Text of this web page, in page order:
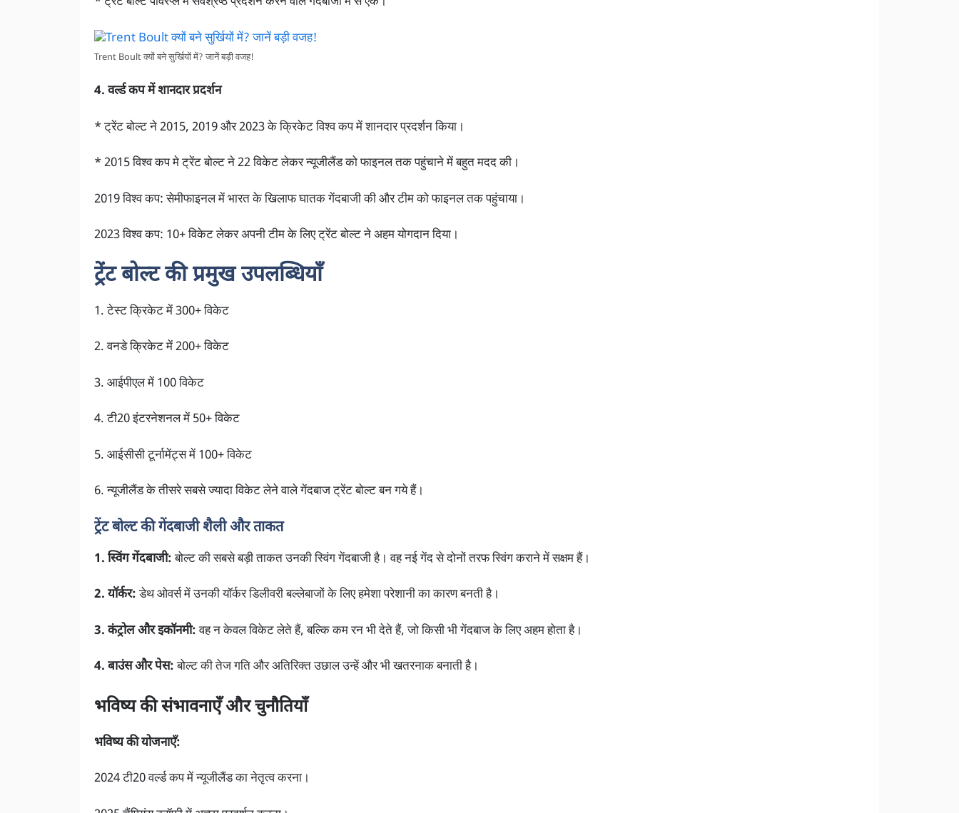
Trent Boult क्यों बने सुर्खियों में? जानें बड़ी वजह!
4. वर्ल्ड कप में शानदार प्रदर्शन
* ट्रेंट बोल्ट ने 2015, 2019 और 2023 के क्रिकेट विश्व कप में शानदार प्रदर्शन किया।
* 2015 विश्व कप मे ट्रेंट बोल्ट ने 22 विकेट लेकर न्यूजीलैंड को फाइनल तक पहुंचाने में बहुत मदद की।
2019 विश्व कप: सेमीफाइनल में भारत के खिलाफ घातक गेंदबाजी की और टीम को फाइनल तक पहुंचाया।
2023 विश्व कप: 10+ विकेट लेकर अपनी टीम के लिए ट्रेंट बोल्ट ने अहम योगदान दिया।
ट्रेंट बोल्ट की प्रमुख उपलब्धियाँ
1. टेस्ट क्रिकेट में 300+ विकेट
2. वनडे क्रिकेट में 200+ विकेट
3. आईपीएल में 100 विकेट
4. टी20 इंटरनेशनल में 50+ विकेट
5. आईसीसी टूर्नामेंट्स में 100+ विकेट
6. न्यूजीलैंड के तीसरे सबसे ज्यादा विकेट लेने वाले गेंदबाज ट्रेंट बोल्ट बन गये हैं।
ट्रेंट बोल्ट की गेंदबाजी शैली और ताकत
1. स्विंग गेंदबाजी:बोल्ट की सबसे बड़ी ताकत उनकी स्विंग गेंदबाजी है। वह नई गेंद से दोनों तरफ स्विंग कराने में सक्षम हैं।
2. यॉर्कर:डेथ ओवर्स में उनकी यॉर्कर डिलीवरी बल्लेबाजों के लिए हमेशा परेशानी का कारण बनती है।
3. कंट्रोल और इकॉनमी:वह न केवल विकेट लेते हैं, बल्कि कम रन भी देते हैं, जो किसी भी गेंदबाज के लिए अहम होता है।
4. बाउंस और पेस:बोल्ट की तेज गति और अतिरिक्त उछाल उन्हें और भी खतरनाक बनाती है।
भविष्य की संभावनाएँ और चुनौतियाँ
भविष्य की योजनाएँ:
2024 टी20 वर्ल्ड कप में न्यूजीलैंड का नेतृत्व करना।